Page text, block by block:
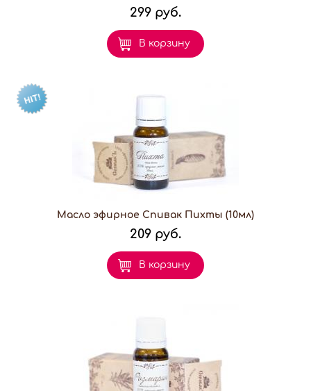
299 руб.
В корзину
Масло эфирное Спивак Пихты (10мл)
209 руб.
В корзину